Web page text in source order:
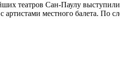
театров Сан-Паулу
местного балета. По